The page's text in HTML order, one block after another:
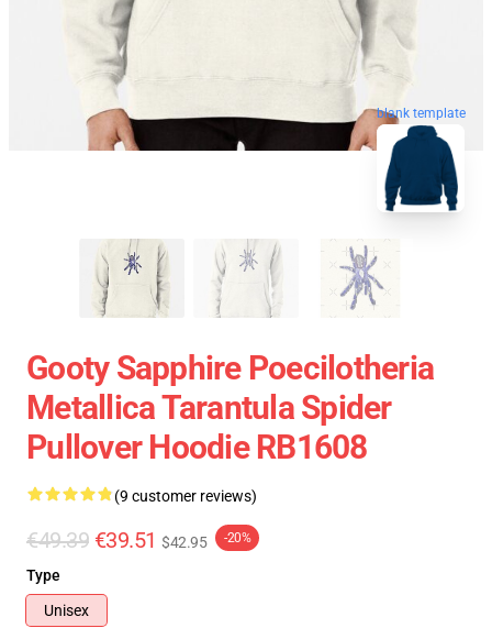
blank template
Gooty Sapphire Poecilotheria
Metallica Tarantula Spider
Pullover Hoodie RB1608
(9 customer reviews)
€49.39 €39.51 $42.95 -20%
Type
Unisex